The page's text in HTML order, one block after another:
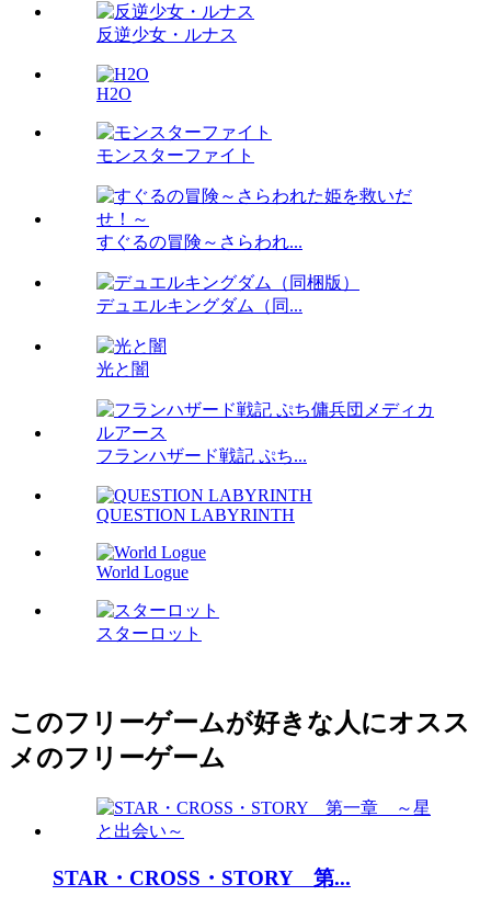
反逆少女・ルナス
H2O
モンスターファイト
すぐるの冒険～さらわれ...
デュエルキングダム（同...
光と闇
フランハザード戦記 ぷち...
QUESTION LABYRINTH
World Logue
スターロット
このフリーゲームが好きな人にオスス
メのフリーゲーム
STAR・CROSS・STORY 第...